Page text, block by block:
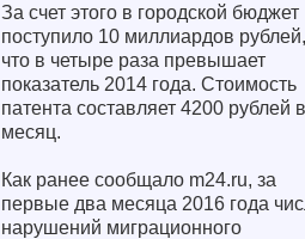
За счет этого в городской бюджет
поступило 10 миллиардов рублей,
что в четыре раза превышает
показатель 2014 года. Стоимость
патента составляет 4200 рублей в
месяц.
Как ранее сообщало m24.ru, за
первые два месяца 2016 года
нарушений миграционного